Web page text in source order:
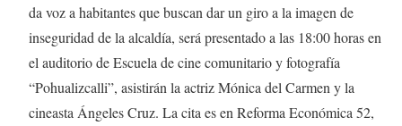
da voz a habitantes que buscan dar un giro a la imagen de
inseguridad de la alcaldía, será presentado a las 18:00 horas en
el auditorio de Escuela de cine comunitario y fotografía
“Pohualizcalli”, asistirán la actriz Mónica del Carmen y la
cineasta Ángeles Cruz. La cita es en Reforma Económica 52,